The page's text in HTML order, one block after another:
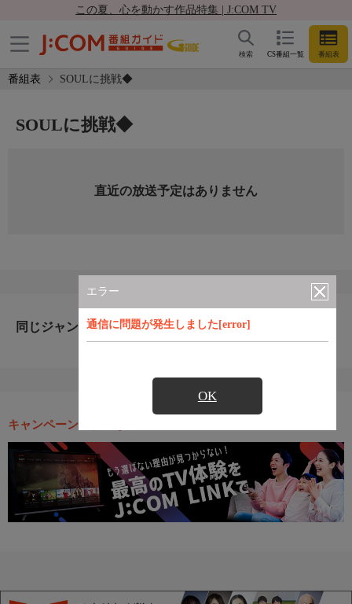
この夏、心を動かす作品特集 | J:COM TV
CS番組一覧 番組表
検索
番組表 SOULに挑戦◆
エラー
通信に問題が発生しました[error]
OK
SOULに挑戦◆
直近の放送予定はありません
同じジャンルのおすすめ番組
キャンペーン・お得な情報